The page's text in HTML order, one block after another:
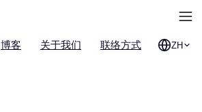
博客 关于我们 联络方式 ZH